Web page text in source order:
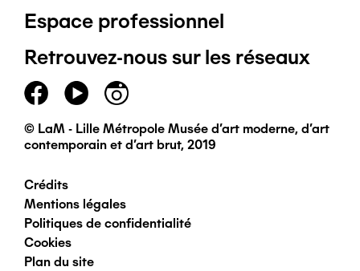
de
page
principal
Espace professionnel
Retrouvez-nous sur les réseaux
© LaM - Lille Métropole Musée d'art moderne, d'art
contemporain et d'art brut, 2019
Pied
de
Crédits
Mentions légales
Politiques de confidentialité
Cookies
Plan du site